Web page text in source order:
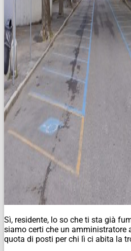
Sì, residente, lo so che ti sta già
siamo certi che un amministratore
quota di posti per chi lì ci abita la